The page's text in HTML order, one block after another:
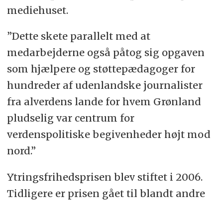
mediehuset.
”Dette skete parallelt med at
medarbejderne også påtog sig opgaven
som hjælpere og støttepædagoger for
hundreder af udenlandske journalister
fra alverdens lande for hvem Grønland
pludselig var centrum for
verdenspolitiske begivenheder højt mod
nord.”
Ytringsfrihedsprisen blev stiftet i 2006.
Tidligere er prisen gået til blandt andre